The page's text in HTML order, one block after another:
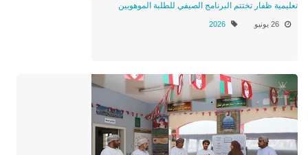
تعليمية ظفار تختتم البرنامج الصيفي للطلبة الموهوبين
26 يونيو 2026